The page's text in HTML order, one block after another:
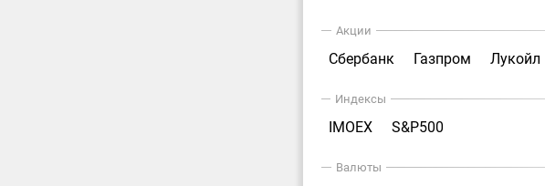
Акции
Сбербанк Газпром Лукойл
Индексы
IMOEX S&P500
Валюты